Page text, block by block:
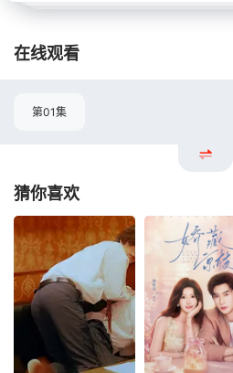
在线观看
第01集
猜你喜欢